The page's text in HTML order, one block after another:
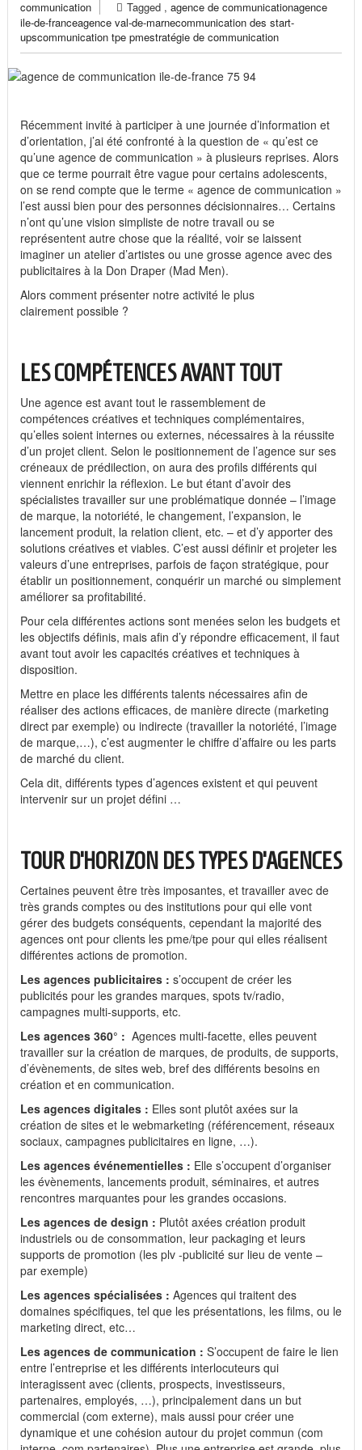
communication
Tagged , agence de communicationagence
ile-de-franceagence val-de-marnecommunication des start-
upscommunication tpe pmestratégie de communication
Récemment invité à participer à une journée d’information et
d’orientation, j’ai été confronté à la question de « qu’est ce
qu’une agence de communication » à plusieurs reprises. Alors
que ce terme pourrait être vague pour certains adolescents,
on se rend compte que le terme « agence de communication »
l’est aussi bien pour des personnes décisionnaires… Certains
n’ont qu’une vision simpliste de notre travail ou se
représentent autre chose que la réalité, voir se laissent
imaginer un atelier d’artistes ou une grosse agence avec des
publicitaires à la Don Draper (Mad Men).
Alors comment présenter notre activité le plus
clairement possible ?
LES COMPÉTENCES AVANT TOUT
Une agence est avant tout le rassemblement de
compétences créatives et techniques complémentaires,
qu’elles soient internes ou externes, nécessaires à la réussite
d’un projet client. Selon le positionnement de l’agence sur ses
créneaux de prédilection, on aura des profils différents qui
viennent enrichir la réflexion. Le but étant d’avoir des
spécialistes travailler sur une problématique donnée – l’image
de marque, la notoriété, le changement, l’expansion, le
lancement produit, la relation client, etc. – et d’y apporter des
solutions créatives et viables. C’est aussi définir et projeter les
valeurs d’une entreprises, parfois de façon stratégique, pour
établir un positionnement, conquérir un marché ou simplement
améliorer sa profitabilité.
Pour cela différentes actions sont menées selon les budgets et
les objectifs définis, mais afin d’y répondre efficacement, il faut
avant tout avoir les capacités créatives et techniques à
disposition.
Mettre en place les différents talents nécessaires afin de
réaliser des actions efficaces, de manière directe (marketing
direct par exemple) ou indirecte (travailler la notoriété, l’image
de marque,…), c’est augmenter le chiffre d’affaire ou les parts
de marché du client.
Cela dit, différents types d’agences existent et qui peuvent
intervenir sur un projet défini …
TOUR D’HORIZON DES TYPES D’AGENCES
Certaines peuvent être très imposantes, et travailler avec de
très grands comptes ou des institutions pour qui elle vont
gérer des budgets conséquents, cependant la majorité des
agences ont pour clients les pme/tpe pour qui elles réalisent
différentes actions de promotion.
Les agences publicitaires : s’occupent de créer les
publicités pour les grandes marques, spots tv/radio,
campagnes multi-supports, etc.
Les agences 360° : Agences multi-facette, elles peuvent
travailler sur la création de marques, de produits, de supports,
d’évènements, de sites web, bref des différents besoins en
création et en communication.
Les agences digitales : Elles sont plutôt axées sur la
création de sites et le webmarketing (référencement, réseaux
sociaux, campagnes publicitaires en ligne, …).
Les agences événementielles : Elle s’occupent d’organiser
les évènements, lancements produit, séminaires, et autres
rencontres marquantes pour les grandes occasions.
Les agences de design : Plutôt axées création produit
industriels ou de consommation, leur packaging et leurs
supports de promotion (les plv -publicité sur lieu de vente –
par exemple)
Les agences spécialisées : Agences qui traitent des
domaines spécifiques, tel que les présentations, les films, ou le
marketing direct, etc…
Les agences de communication : S’occupent de faire le lien
entre l’entreprise et les différents interlocuteurs qui
interagissent avec (clients, prospects, investisseurs,
partenaires, employés, …), principalement dans un but
commercial (com externe), mais aussi pour créer une
dynamique et une cohésion autour du projet commun (com